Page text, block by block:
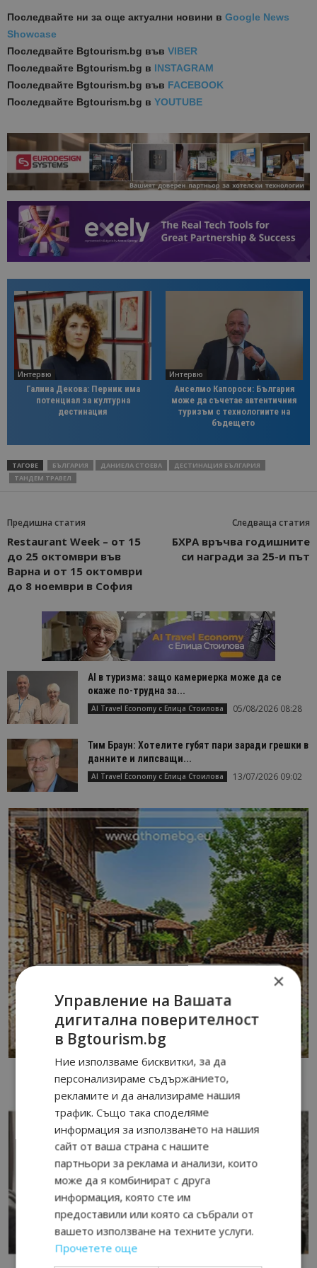
Последвайте ни за още актуални новини в Google News
Showcase
Последвайте Bgtourism.bg във VIBER
Последвайте Bgtourism.bg в INSTAGRAM
Последвайте Bgtourism.bg във FACEBOOK
Последвайте Bgtourism.bg в YOUTUBE
Интервю
Галина Декова: Перник има
потенциал за културна
дестинация
Интервю
Анселмо Капороси: България
може да съчетае автентичния
туризъм с технологиите на
бъдещето
ТАГОВЕ БЪЛГАРИЯ ДАНИЕЛА СТОЕВА
ДЕСТИНАЦИЯ БЪЛГАРИЯ
ТАНДЕМ ТРАВЕЛ
Предишна статия
Restaurant Week – от 15
до 25 октомври във
Варна и от 15 октомври
до 8 ноември в София
Следваща статия
БХРА връчва годишните
си награди за 25-и път
AI в туризма: защо камериерка може да се
окаже по-трудна за...
AI Travel Economy с Елица Стоилова 05/08/2026 08:28
Тим Браун: Хотелите губят пари заради грешки в
данните и липсващи...
AI Travel Economy с Елица Стоилова 13/07/2026 09:02
×
Управление на Вашата
дигитална поверителност
в Bgtourism.bg
Ние използваме бисквитки, за да
персонализираме съдържанието,
рекламите и да анализираме нашия
трафик. Също така споделяме
информация за използването на нашия
сайт от ваша страна с нашите
партньори за реклама и анализи, които
може да я комбинират с друга
информация, която сте им
предоставили или която са събрали от
вашето използване на техните услуги.
Прочетете още